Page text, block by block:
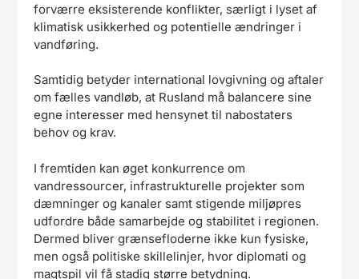
forværre eksisterende konflikter, særligt i lyset af
klimatisk usikkerhed og potentielle ændringer i
vandføring.
Samtidig betyder international lovgivning og aftaler
om fælles vandløb, at Rusland må balancere sine
egne interesser med hensynet til nabostaters
behov og krav.
I fremtiden kan øget konkurrence om
vandressourcer, infrastrukturelle projekter som
dæmninger og kanaler samt stigende miljøpres
udfordre både samarbejde og stabilitet i regionen.
Dermed bliver grænsefloderne ikke kun fysiske,
men også politiske skillelinjer, hvor diplomati og
magtspil vil få stadig større betydning.